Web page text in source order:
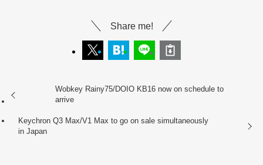
Share me!
Wobkey Rainy75/DOIO KB16 now on schedule to
arrive
Keychron Q3 Max/V1 Max to go on sale simultaneously
in Japan